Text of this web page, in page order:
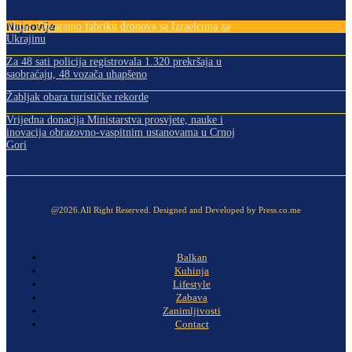
Najnovije
Vučić: Otvaramo fabriku dronova sa Izraelcima za
Ukrajinu
Za 48 sati policija registrovala 1.320 prekršaja u
saobraćaju, 48 vozača uhapšeno
Žabljak obara turističke rekorde
Vrijedna donacija Ministarstva prosvjete, nauke i
inovacija obrazovno-vaspitnim ustanovama u Crnoj
Gori
@2026.All Right Reserved. Designed and Developed by Press.co.me
Balkan
Kuhinja
Lifestyle
Zabava
Zanimljivosti
Contact